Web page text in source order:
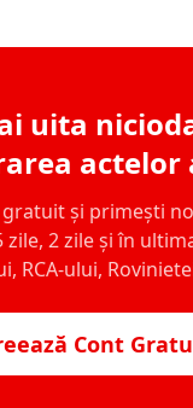
uita
actelor
și primești
zile, 2 zile și în
RCA-ului,
Cont